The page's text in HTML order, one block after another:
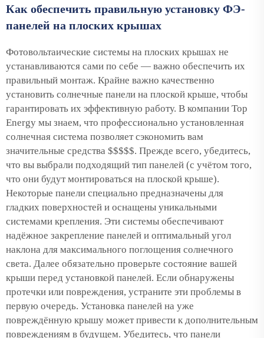
Как обеспечить правильную установку ФЭ-
панелей на плоских крышах
Фотовольтаические системы на плоских крышах не
устанавливаются сами по себе — важно обеспечить их
правильный монтаж. Крайне важно качественно
установить солнечные панели на плоской крыше, чтобы
гарантировать их эффективную работу. В компании Top
Energy мы знаем, что профессионально установленная
солнечная система позволяет сэкономить вам
значительные средства $$$$$. Прежде всего, убедитесь,
что вы выбрали подходящий тип панелей (с учётом того,
что они будут монтироваться на плоской крыше).
Некоторые панели специально предназначены для
гладких поверхностей и оснащены уникальными
системами крепления. Эти системы обеспечивают
надёжное закрепление панелей и оптимальный угол
наклона для максимального поглощения солнечного
света. Далее обязательно проверьте состояние вашей
крыши перед установкой панелей. Если обнаружены
протечки или повреждения, устраните эти проблемы в
первую очередь. Установка панелей на уже
повреждённую крышу может привести к дополнительным
повреждениям в будущем. Убедитесь, что панели